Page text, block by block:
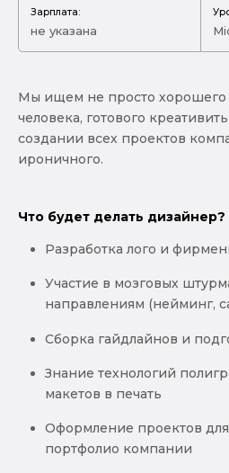
Зарплата:
не указана
Мы ищем не просто хорошего
человека, готового
создании всех проектов
ироничного.
Что будет делать
Разработка лого и
Участие в мозговых
направлениям (нейминг,
Сборка гайдлайнов и
Знание технологий
макетов в печать
Оформление проектов
портфолио компании